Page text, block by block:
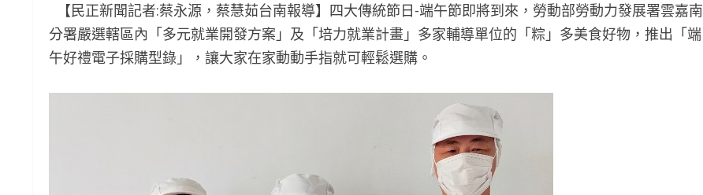
【民正新聞記者:蔡永源，蔡慧茹台南報導】四大傳統節日-端午節即將到來，勞動部勞動力發展署雲嘉南
分署嚴選轄區內「多元就業開發方案」及「培力就業計畫」多家輔導單位的「粽」多美食好物，推出「端
午好禮電子採購型錄」，讓大家在家動動手指就可輕鬆選購。